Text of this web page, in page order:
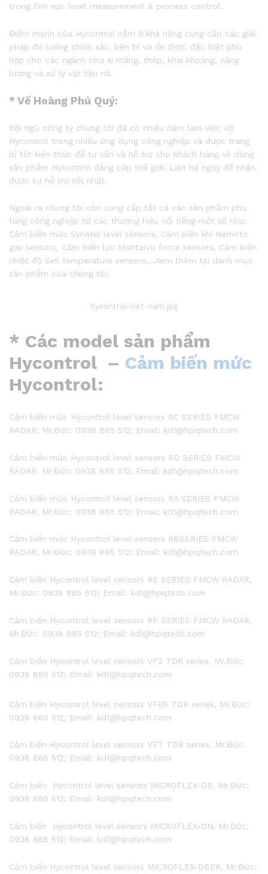
trong lĩnh vực level measurement & process control.
Điểm mạnh của Hycontrol nằm ở khả năng cung cấp các giải
pháp đo lường chính xác, bền bỉ và ổn định, đặc biệt phù
hợp cho các ngành như xi măng, thép, khai khoáng, năng
lượng và xử lý vật liệu rời.
* Về Hoàng Phú Quý:
Đội ngũ công ty chúng tôi đã có nhiều năm làm việc với
Hycontrol trong nhiều ứng dụng công nghiệp và được trang
bị tốt kiến thức để tư vấn và hỗ trợ cho khách hàng về dòng
sản phẩm Hycontrol đẳng cấp thế giới. Liên hệ ngay để nhận
được sự hỗ trợ tốt nhất.
Ngoài ra chúng tôi còn cung cấp tất cả các sản phẩm phụ
tùng công nghiệp từ các thương hiệu nổi tiếng một số như:
Cảm biến mức Synatel level sensors, Cảm biến khí Nemoto
gas sensors, Cảm biến lực Montalvo force sensors, Cảm biến
nhiệt độ Seli temperature sensors,…Xem thêm tại danh mục
sản phẩm của chúng tôi.
hycontrol-viet-nam.jpg
* Các model sản phẩm
Hycontrol – Cảm biến mức
Hycontrol:
Cảm biến mức Hycontrol level sensors RC SERIES FMCW
RADAR, Mr.Đức: 0938 885 512; Email: kd1@hpqtech.com
Cảm biến mức Hycontrol level sensors RD SERIES FMCW
RADAR, Mr.Đức: 0938 885 512; Email: kd1@hpqtech.com
Cảm biến mức Hycontrol level sensors RA SERIES FMCW
RADAR, Mr.Đức: 0938 885 512; Email: kd1@hpqtech.com
Cảm biến mức Hycontrol level sensors RBSERIES FMCW
RADAR, Mr.Đức: 0938 885 512; Email: kd1@hpqtech.com
Cảm biến Hycontrol level sensors RE SERIES FMCW RADAR,
Mr.Đức: 0938 885 512; Email: kd1@hpqtech.com
Cảm biến Hycontrol level sensors RF SERIES FMCW RADAR,
Mr.Đức: 0938 885 512; Email: kd1@hpqtech.com
Cảm biến Hycontrol level sensors VF2 TDR series, Mr.Đức:
0938 885 512; Email: kd1@hpqtech.com
Cảm biến Hycontrol level sensors VF05 TDR series, Mr.Đức:
0938 885 512; Email: kd1@hpqtech.com
Cảm biến Hycontrol level sensors VF7 TDR series, Mr.Đức:
0938 885 512; Email: kd1@hpqtech.com
Cảm biến Hycontrol level sensors MICROFLEX-DB, Mr.Đức:
0938 885 512; Email: kd1@hpqtech.com
Cảm biến Hycontrol level sensors MICROFLEX-DN, Mr.Đức:
0938 885 512; Email: kd1@hpqtech.com
Cảm biến Hycontrol level sensors MICROFLEX-DBER, Mr.Đức: